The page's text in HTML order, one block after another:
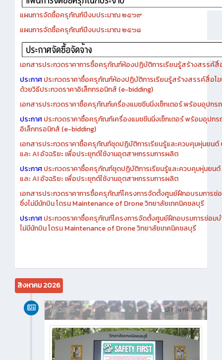
แผนการจัดซื้อครุภัณฑ์ปีงบประมาณ ๒๕๖๙
แผนการจัดซื้อครุภัณฑ์ปีงบประมาณ ๒๕๖๘
เอกสารประกวดราคาการซื้อครุภัณฑ์ห้องปฏิบัติการเรียนรู้สร้างสรรค์
ประกาศ ประกวดราคาซื้อครุภัณฑ์ห้องปฏิบัติการเรียนรู้สร้างสรรค์สื่อโ
ด้วยวิธีประกวดราคาอิเล็กทรอนิกส์ (e-bidding)
เอกสารประกวดราคาซื้อครุภัณฑ์เครื่องแมชชีนนิ่งเซ็กเตอร์ พร้อมอุปก
ประกาศประกวดราคาซื้อครุภัณฑ์เครื่องแมชชีนนิ่งเซ็กเตอร์ พร้อมอุปก
อิเล็กทรอนิกส์ (e-bidding)
เอกสารประกวดราคาซื้อครุภัณฑ์ชุดปฏิบัติการเรียนรู้และควบคุมหุ่นยน
และ AI อัจฉริยะ เพื่อประยุกต์ใช้งานอุตสาหกรรมการผลิต
ประกาศประกวดราคาซื้อครุภัณฑ์ชุดปฏิบัติการเรียนรู้และควบคุมหุ่นยน
และ AI อัจฉริยะ เพื่อประยุกต์ใช้งานอุตสาหกรรมการผลิต
เอกสารประกวดราคาการซื้อครุภัณฑ์โครงการจัดตั้งศูนย์ฝึกอบรมการซ่
ซึ่งไม่มีนักบิน โดรน Maintenance of Drone วิทยาลัยเทคนิคชลบุรี
ประกาศประกวดราคาซื้อครุภัณฑ์โครงการจัดตั้งศูนย์ฝึกอบรมการซ่อมบ
สิงหาคม 2026
1 วัน ที่ผ่านมา
ข่าวสาร